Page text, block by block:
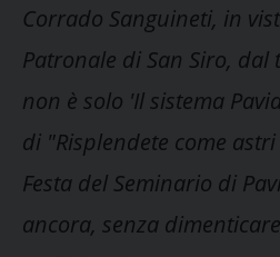
Corrado Sanguineti, in
Patronale di San Siro,
non è solo 'Il sistema
di "Risplendete come
Festa del Seminario di
ancora, senza